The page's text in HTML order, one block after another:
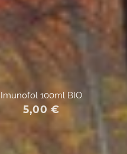
Imunofol 100ml BIO
5,00 €